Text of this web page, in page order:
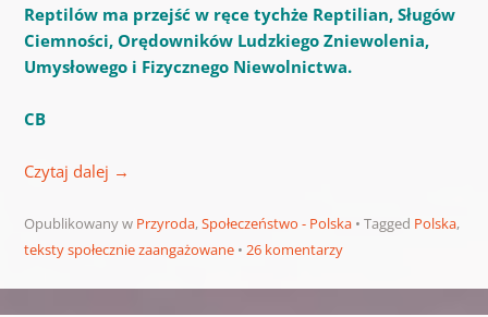
Reptilów ma przejść w ręce tychże Reptilian, Sługów
Ciemności, Orędowników Ludzkiego Zniewolenia,
Umysłowego i Fizycznego Niewolnictwa.
CB
Czytaj dalej →
Opublikowany w Przyroda,Społeczeństwo - Polska Tagged Polska,
teksty społecznie zaangażowane
26 komentarzy